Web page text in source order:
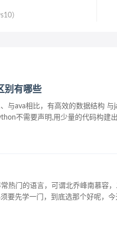
）
别有哪些
与ava相比，有高效的数据结构
不需要声明,用少量的代码构建
热门的语言，可谓北乔峰南慕容
要先学一门，到底选那个好呢，